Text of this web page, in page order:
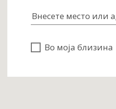
Во моја близина